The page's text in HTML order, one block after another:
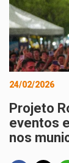
24/02/2026
Projeto
eventos
nos